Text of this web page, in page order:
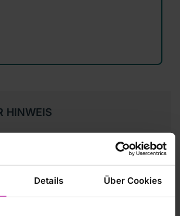
Details Über Cookies
HINWEIS
keinen Arztbesuch. Setzen
Fragen, die Ihren eigenen
oder den eines
oder Bekannten betreffen,